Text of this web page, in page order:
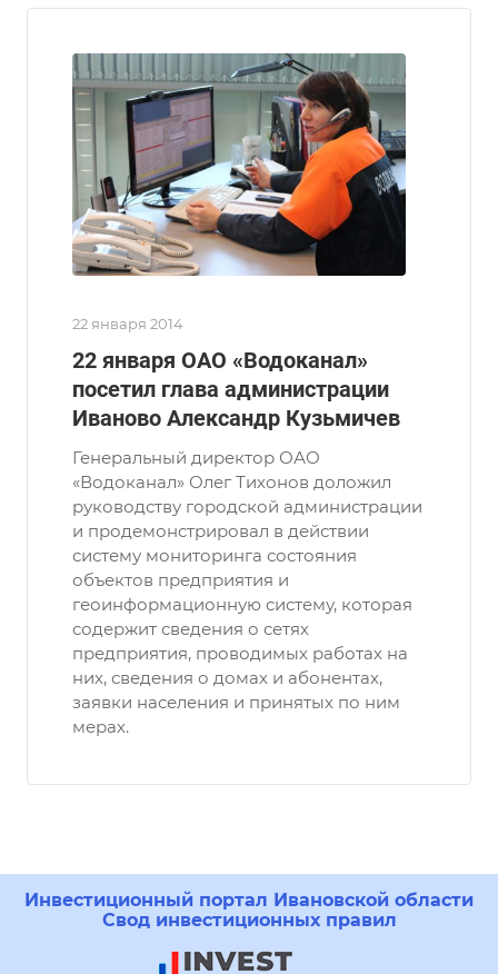
22 января 2014
22 января ОАО «Водоканал»
посетил глава администрации
Иваново Александр Кузьмичев
Генеральный директор ОАО
«Водоканал» Олег Тихонов доложил
руководству городской администрации
и продемонстрировал в действии
систему мониторинга состояния
объектов предприятия и
геоинформационную систему, которая
содержит сведения о сетях
предприятия, проводимых работах на
них, сведения о домах и абонентах,
заявки населения и принятых по ним
мерах.
Инвестиционный портал Ивановской области
Свод инвестиционных правил